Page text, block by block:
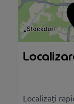
Localizați